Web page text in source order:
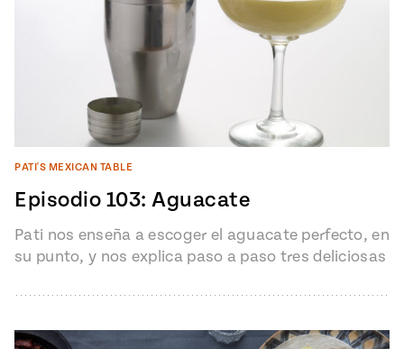
PATI'S MEXICAN TABLE
Episodio 103: Aguacate
Pati nos enseña a escoger el aguacate perfecto, en
su punto, y nos explica paso a paso tres deliciosas